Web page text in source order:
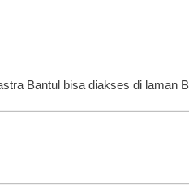
Bantul bisa diakses di laman